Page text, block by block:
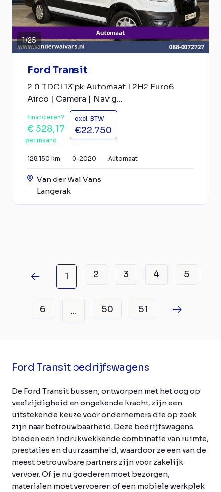
1/25
Ford Transit
2.0 TDCI 131pk Automaat L2H2 Euro6
Airco | Camera | Navig...
Financieren?
€ 528,17
per maand
excl. BTW
€22.750
128.150 km 0-2020 Automaat
Van der Wal Vans
Langerak
1 2 3 4 5
6 ... 50 51
Ford Transit bedrijfswagens
De Ford Transit bussen, ontworpen met het oog op
veelzijdigheid en ongekende kracht, zijn een
uitstekende keuze voor ondernemers die op zoek
zijn naar betrouwbaarheid. Deze bedrijfswagens
bieden een indrukwekkende combinatie van ruimte,
prestaties en duurzaamheid, waardoor ze een van de
meest betrouwbare partners zijn voor zakelijk
vervoer. Of je nu goederen moet bezorgen,
materialen moet vervoeren of een mobiele werkplek